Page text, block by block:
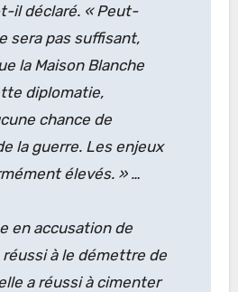
il déclaré. « Peut-
sera pas suffisant,
la Maison Blanche
diplomatie,
chance de
la guerre. Les enjeux
élevés. » …
en accusation de
réussi à le démettre de
a réussi à cimenter